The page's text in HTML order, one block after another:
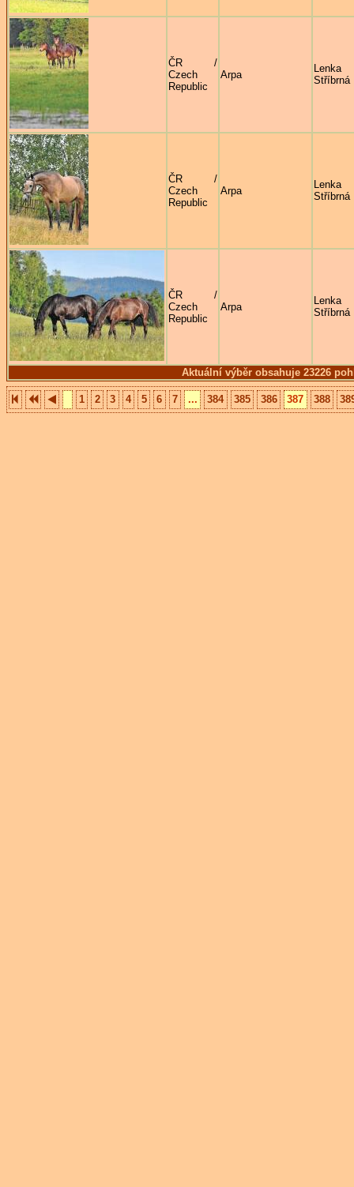
Aktuální výběr obsahuje 23226
ČR /
Czech
Republic
Arpa
Lenka
Stříbrná
ČR /
Czech
Republic
Arpa
Lenka
Stříbrná
ČR /
Czech
Republic
Arpa
Lenka
Stříbrná
1 2 3 4 5 6 7 ... 384 385 386 387 388